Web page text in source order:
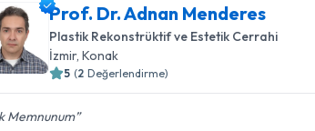
Prof. Dr. Adnan Menderes
Plastik Rekonstrüktif ve Estetik Cerrahi
İzmir, Konak
5 (2 Değerlendirme)
Memnunum